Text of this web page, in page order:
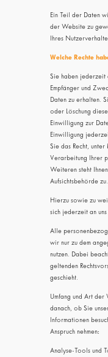
Ein Teil der Daten
der Website zu
Ihres
Welche Rechte
Sie haben jederzeit
Empfänger und
Daten zu erhalten.
oder Löschung
Einwilligung zur
Einwilligung
Sie das Recht, unter
Verarbeitung Ihrer
Weiteren steht
Aufsichtsbehörde zu.
Hierzu sowie zu
sich jederzeit an uns
Alle
wir nur zu dem
nutzen. Dabei
geltenden
geschieht.
Umfang und Art der
danach, ob Sie
Informationen
Anspruch nehmen:
Analyse-Tools und